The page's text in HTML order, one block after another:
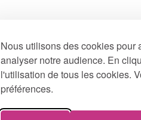
Nous utilisons des cookies pour
analyser notre audience. En
l'utilisation de tous les cookies.
préférences.